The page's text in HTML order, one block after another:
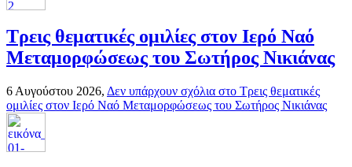
Τρεις θεματικές ομιλίες στον Ιερό Ναό
Μεταμορφώσεως του Σωτήρος Νικιάνας
6 Αυγούστου 2026, Δεν υπάρχουν σχόλια στο Τρεις θεματικές
ομιλίες στον Ιερό Ναό Μεταμορφώσεως του Σωτήρος Νικιάνας